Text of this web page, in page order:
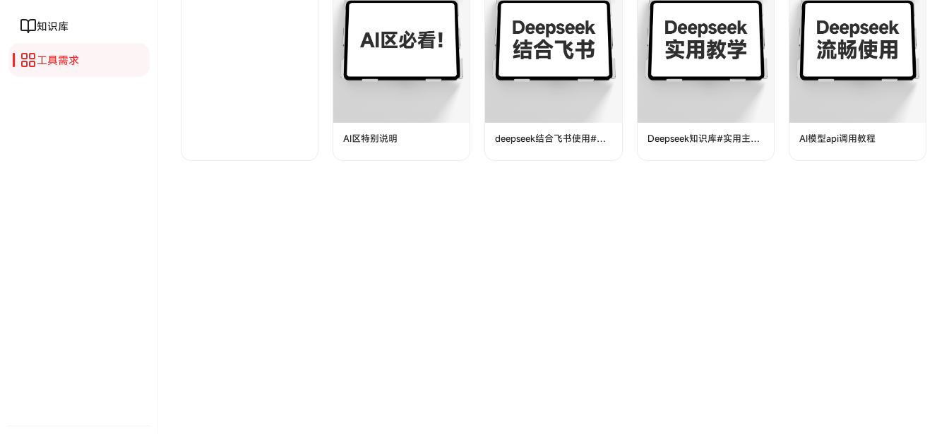
知识库
工具需求
AI区特别说明
deepseek结合飞书使用#效
Deepseek知识库#实用主义
AI模型api调用教程